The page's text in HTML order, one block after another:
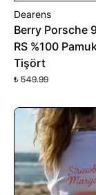
Dearens
Berry Porsche
RS %100
Tişört
₺ 549.99